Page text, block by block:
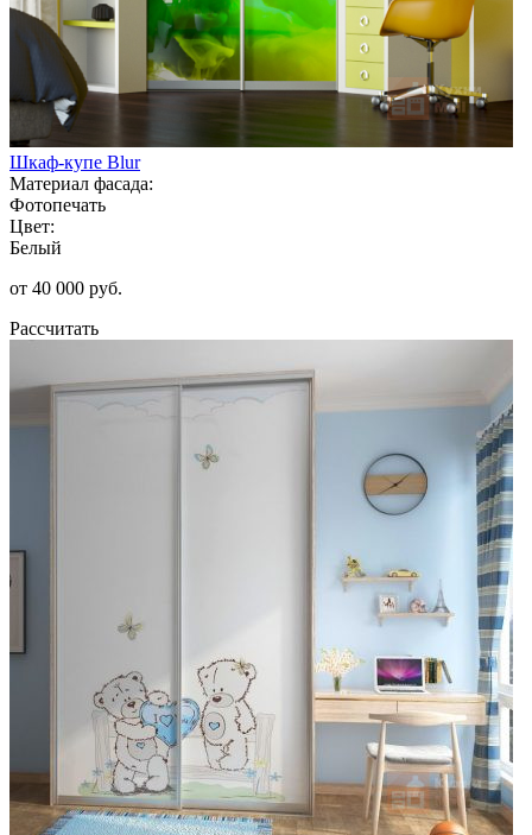
Шкаф-купе Blur
Материал фасада:
Фотопечать
Цвет:
Белый
от 40 000 руб.
Рассчитать